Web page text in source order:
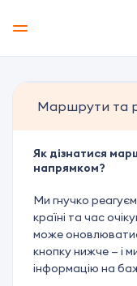
Маршрути та
Як дізнатися
напрямком?
Ми гнучко
країні та час
може
кнопку нижче — і
інформацію на